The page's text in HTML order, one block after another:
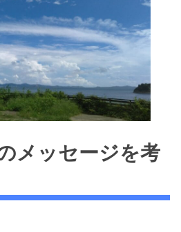
メッセージを考